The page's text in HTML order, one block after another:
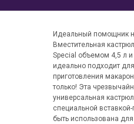
Идеальный помощник
Вместительная
Special объемом 4,5 л
идеально подходит
приготовления
только! Эта
универсальная
специальной
быть использована